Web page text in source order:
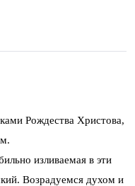
Рождества Христова,
изливаемая в эти
Возрадуемся духом и